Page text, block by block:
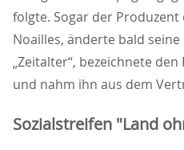
folgte. Sogar der Produzent
Noailles, änderte bald
Zeitalter“, bezeichnete den
und nahm ihn aus dem
Sozialstreifen "Land